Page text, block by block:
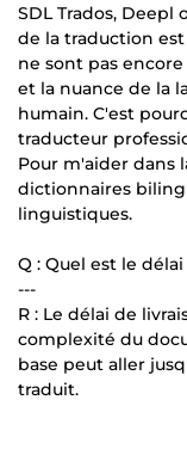
SDL Trados, Deepl
de la traduction
ne sont pas
et la nuance de la
humain. C'est
traducteur
Pour m'aider dans
dictionnaires
linguistiques.
Q : Quel est le
---
R : Le délai de
complexité du
base peut aller
traduit.